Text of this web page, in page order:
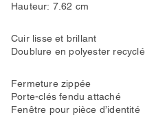
Hauteur: 7.62 cm
Cuir lisse et brillant
Doublure en polyester recyclé
Fermeture zippée
Porte-clés fendu attaché
Fenêtre pour pièce d’identité